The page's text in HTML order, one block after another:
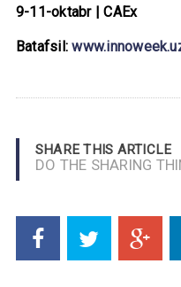
9-11-oktabr | CAEx
Batafsil:
SHARE THIS ARTICLE
DO THE SHARING